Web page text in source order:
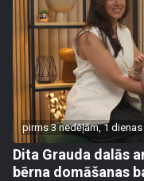
pirms 3 nedēļām, 1 dienas
Dita Grauda dalās
bērna domāšanas